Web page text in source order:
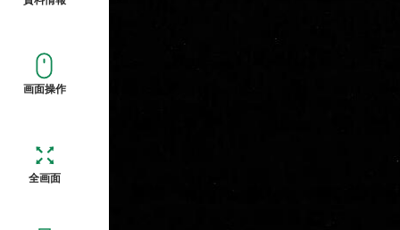
画面操作
全画面